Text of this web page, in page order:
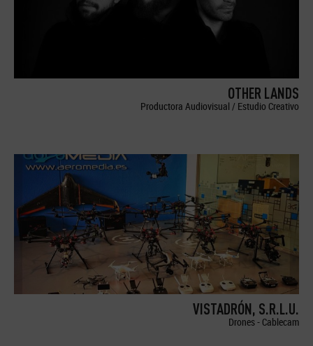
OTHER LANDS
Productora Audiovisual / Estudio Creativo
VISTADRÓN, S.R.L.U.
Drones - Cablecam